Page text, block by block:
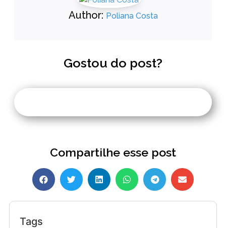
Author: Poliana Costa
Gostou do post?
Compartilhe esse post
Tags